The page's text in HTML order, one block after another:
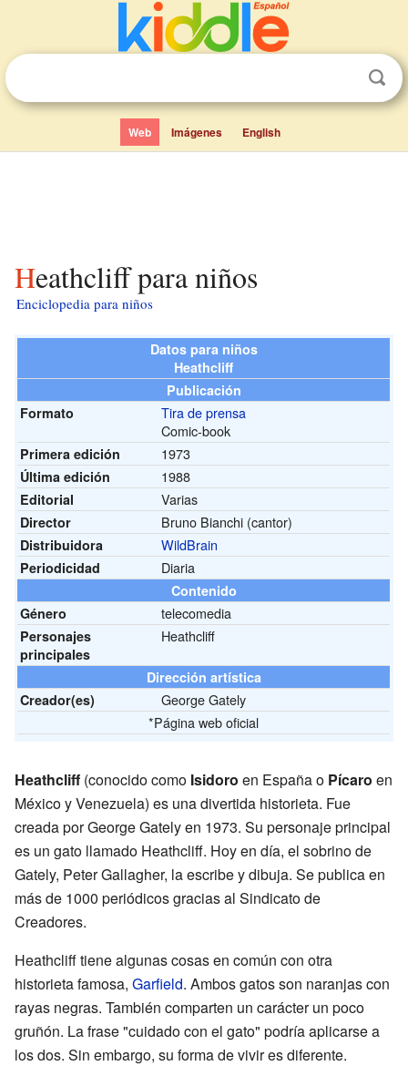
Web Imágenes English
Heathcliff para niños
Enciclopedia para niños
Datos para niños
Heathcliff
Publicación
Formato
Tira de prensa
Comic-book
Primera edición 1973
Última edición 1988
Editorial Varias
Director Bruno Bianchi (cantor)
Distribuidora WildBrain
Periodicidad Diaria
Contenido
Género
telecomedia
Personajes
principales
Heathcliff
Dirección artística
Creador(es)
George Gately
*Página web oficial
Heathcliff (conocido como Isidoro en España o Pícaro en
México y Venezuela) es una divertida historieta. Fue
creada por George Gately en 1973. Su personaje principal
es un gato llamado Heathcliff. Hoy en día, el sobrino de
Gately, Peter Gallagher, la escribe y dibuja. Se publica en
más de 1000 periódicos gracias al Sindicato de
Creadores.
Heathcliff tiene algunas cosas en común con otra
historieta famosa, Garfield. Ambos gatos son naranjas con
rayas negras. También comparten un carácter un poco
gruñón. La frase "cuidado con el gato" podría aplicarse a
los dos. Sin embargo, su forma de vivir es diferente.